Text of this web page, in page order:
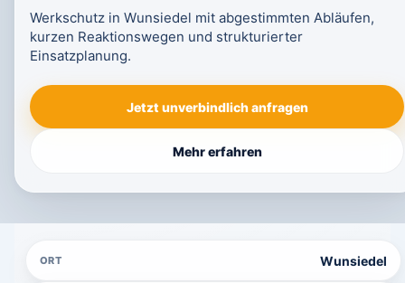
Werkschutz in Wunsiedel mit abgestimmten Abläufen,
kurzen Reaktionswegen und strukturierter
Einsatzplanung.
Jetzt unverbindlich anfragen
Mehr erfahren
ORT Wunsiedel